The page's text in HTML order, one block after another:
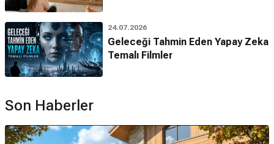
24.07.2026
Geleceği Tahmin Eden Yapay Zeka
Temalı Filmler
Son Haberler